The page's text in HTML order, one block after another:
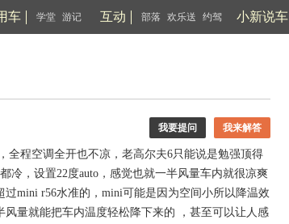
车 学堂 游记 互动 部落 欢乐送 约驾 小新说车
我要提问 我来解答
全程空调全开也不凉，老高尔夫6只能说是勉强顶得
冷，设置22度auto，感觉也就一半风量车内就很凉爽
mini r56水准的，mini可能是因为空间小所以降温效
量就能把车内温度轻松降下来的 ，甚至可以让人感